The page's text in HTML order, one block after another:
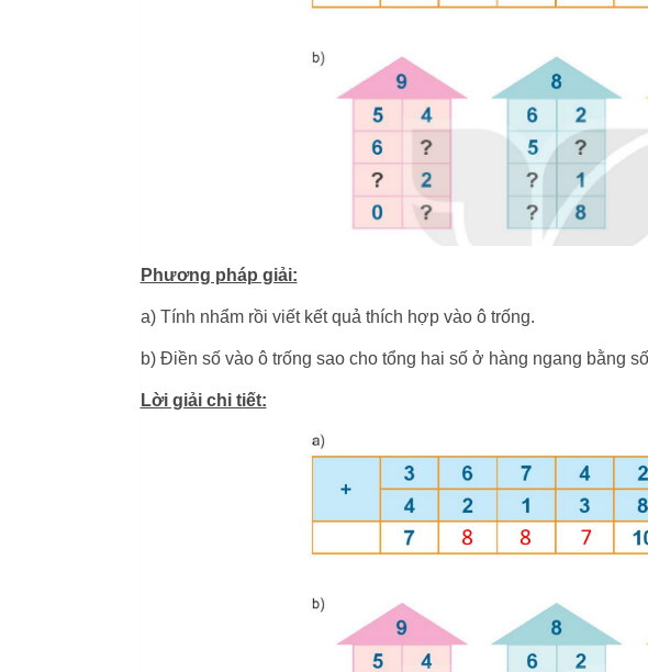
Phương pháp giải:
a) Tính nhẩm rồi viết kết quả thích hợp vào ô trống.
b) Điền số vào ô trống sao cho tổng hai số ở hàng ngang bằng
Lời giải chi tiết: